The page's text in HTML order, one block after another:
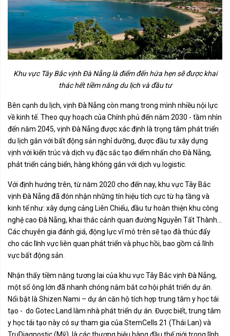
Khu vực Tây Bắc vịnh Đà Nẵng là điểm đến hứa hẹn sẽ được khai
thác hết tiềm năng du lịch và đầu tư
Bên cạnh du lịch, vịnh Đà Nẵng còn mang trong mình nhiều nội lực
về kinh tế. Theo quy hoạch của Chính phủ đến năm 2030 - tầm nhìn
đến năm 2045, vịnh Đà Nẵng được xác định là trọng tâm phát triển
du lịch gắn với bất động sản nghỉ dưỡng, được đầu tư xây dựng
vịnh với kiến trúc và dịch vụ đặc sắc tạo điểm nhấn cho Đà Nẵng,
phát triển cảng biển, hàng không gắn với dịch vụ logistic.
Với định hướng trên, từ năm 2020 cho đến nay, khu vực Tây Bắc
vịnh Đà Nẵng đã đón nhận những tín hiệu tích cực từ hạ tầng và
kinh tế như: xây dựng cảng Liên Chiểu, đầu tư hoàn thiện khu công
nghệ cao Đà Nẵng, khai thác cảnh quan đường Nguyễn Tất Thành...
Các chuyên gia đánh giá, động lực vĩ mô trên sẽ tạo đà thúc đẩy
cho các lĩnh vực liên quan phát triển và phục hồi, bao gồm cả lĩnh
vực bất động sản.
Nhận thấy tiềm năng tương lai của khu vực Tây Bắc vịnh Đà Nẵng,
một số ông lớn đã nhanh chóng nắm bắt cơ hội phát triển dự án.
Nổi bật là Shizen Nami – dự án căn hộ tích hợp trung tâm y học tái
tạo - do Gotec Land làm nhà phát triển dự án. Được biết, trung tâm
y học tái tạo này có sự tham gia của StemCells 21 (Thái Lan) và
TruDiagnostic (Mỹ), là các thương hiệu hàng đầu thế giới trong lĩnh